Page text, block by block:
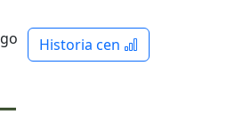
Historia cen